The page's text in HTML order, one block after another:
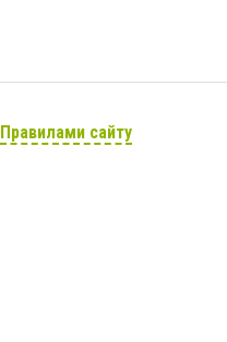
Правилами сайту